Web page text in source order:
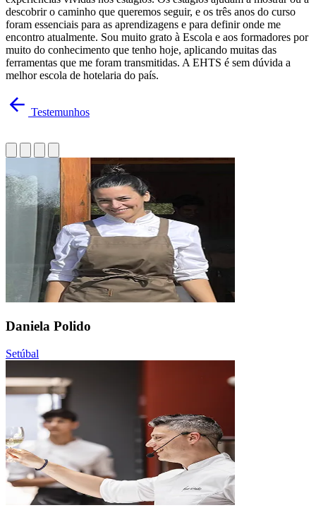
descobrir o caminho que queremos seguir, e os três anos do curso
foram essenciais para as aprendizagens e para definir onde me
encontro atualmente. Sou muito grato à Escola e aos formadores por
muito do conhecimento que tenho hoje, aplicando muitas das
ferramentas que me foram transmitidas. A EHTS é sem dúvida a
melhor escola de hotelaria do país.
Testemunhos
Daniela Polido
Setúbal